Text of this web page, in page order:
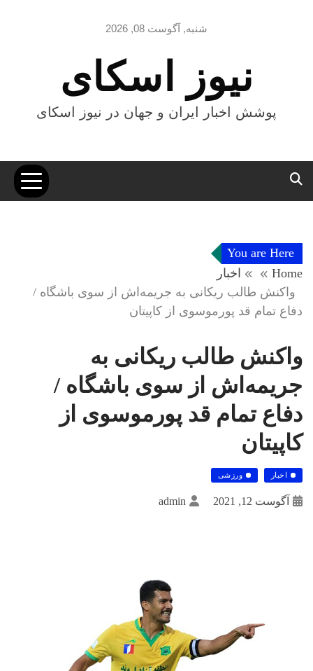
شنبه, آگوست 08, 2026
نیوز اسکای
پوشش اخبار ایران و جهان در نیوز اسکای
You are Here
Home
اخبار
واکنش طالب ریکانی به جریمه‌اش از سوی باشگاه /
دفاع تمام قد پورموسوی از کاپیتان
واکنش طالب ریکانی به
جریمه‌اش از سوی باشگاه /
دفاع تمام قد پورموسوی از
کاپیتان
اخبار ورزشی
آگوست 12, 2021 admin